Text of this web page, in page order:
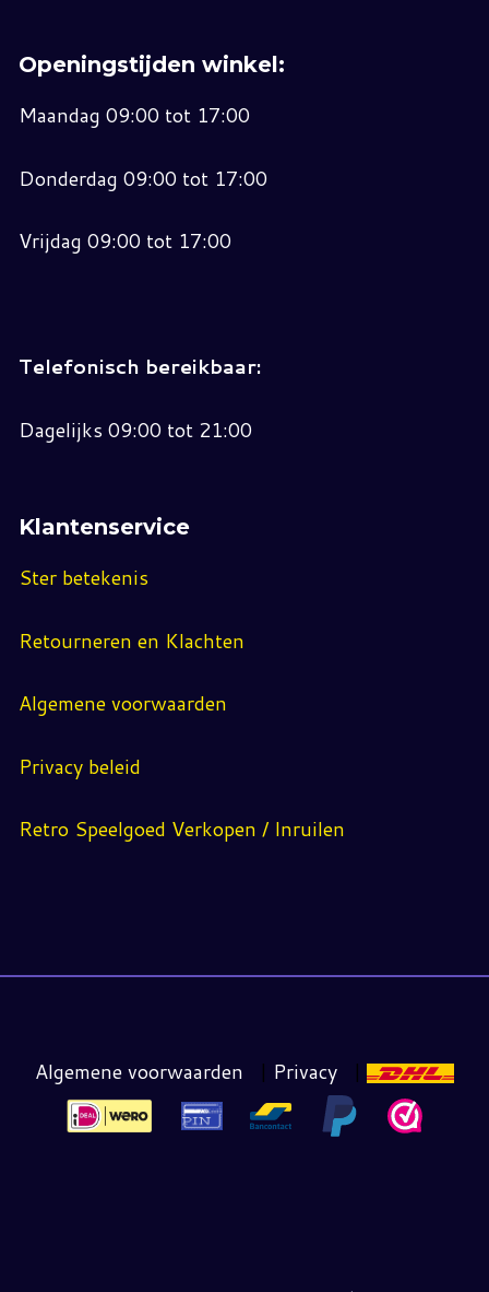
Openingstijden winkel:
Maandag 09:00 tot 17:00
Donderdag 09:00 tot 17:00
Vrijdag 09:00 tot 17:00
Telefonisch bereikbaar:
Dagelijks 09:00 tot 21:00
Klantenservice
Ster betekenis
Retourneren en Klachten
Algemene voorwaarden
Privacy beleid
Retro Speelgoed Verkopen / Inruilen
Algemene voorwaarden | Privacy |